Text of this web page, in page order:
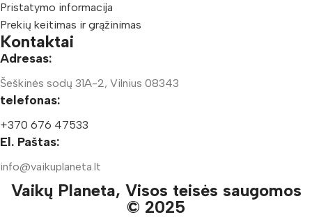
Pristatymo informacija
Prekių keitimas ir grąžinimas
Kontaktai
Adresas:
Šeškinės sodų 31A-2, Vilnius 08343
telefonas:
+370 676 47533
El. Paštas:
info@vaikuplaneta.lt
Vaikų Planeta, Visos teisės saugomos
© 2025